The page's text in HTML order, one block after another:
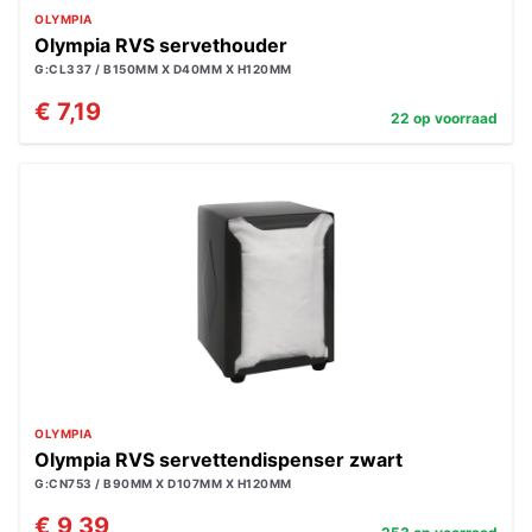
OLYMPIA
Olympia RVS servethouder
G:CL337 / B150MM X D40MM X H120MM
€ 7,19 22 op voorraad
OLYMPIA
Olympia RVS servettendispenser zwart
G:CN753 / B90MM X D107MM X H120MM
€ 9,39